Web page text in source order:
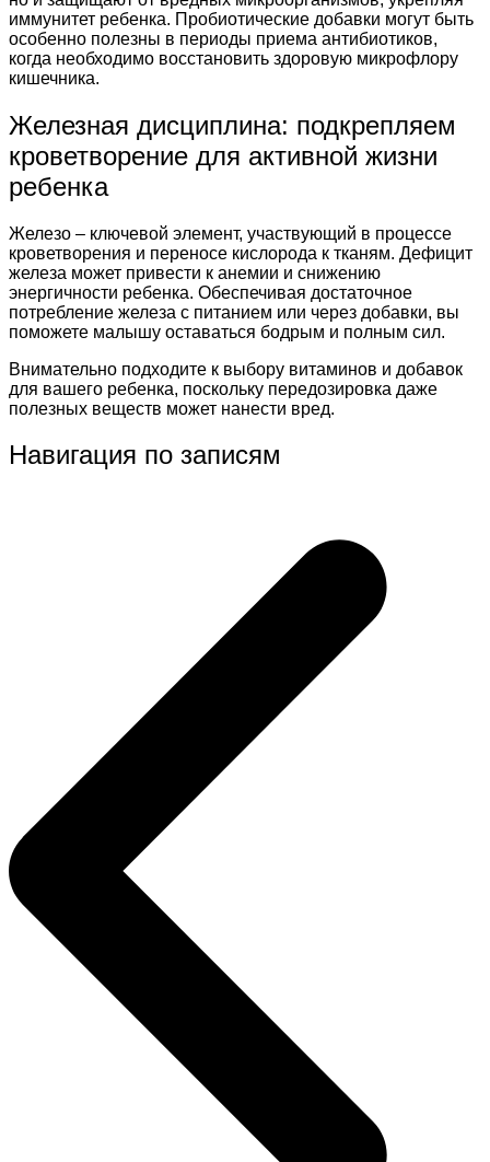
иммунитет ребенка. Пробиотические добавки могут быть
особенно полезны в периоды приема антибиотиков,
когда необходимо восстановить здоровую микрофлору
кишечника.
Железная дисциплина: подкрепляем
кроветворение для активной жизни
ребенка
Железо – ключевой элемент, участвующий в процессе
кроветворения и переносе кислорода к тканям. Дефицит
железа может привести к анемии и снижению
энергичности ребенка. Обеспечивая достаточное
потребление железа с питанием или через добавки, вы
поможете малышу оставаться бодрым и полным сил.
Внимательно подходите к выбору витаминов и добавок
для вашего ребенка, поскольку передозировка даже
полезных веществ может нанести вред.
Навигация по записям